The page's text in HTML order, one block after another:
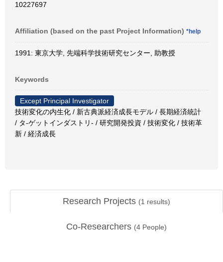
10227697
Affiliation (based on the past Project Information) *help
1991: 東京大学, 先端科学技術研究センター, 助教授
Keywords
Except Principal Investigator
技術変化の内生化 / 新古典派経済成長モデル / 長期経済統計
/ タ-ゲットインダストリ- / 研究開発投資 / 技術変化 / 技術革
新 / 経済成長
Research Projects (1 results)
Co-Researchers (4 People)